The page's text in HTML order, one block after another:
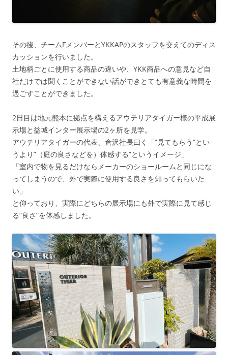
その後、チームFメンバーとYKKAPのスタッフを交えてのディス
カッションを行いました。
土地柄ごとに使用する商品の違いや、YKK商品への意見など自
社だけでは聞くことができない話ができとても有意義な時間を
過ごすことができました。
2日目は地元熊本に拠点を構えるアウテリアタイガー様の平成展
示場と益城インター展示場の2ヶ所を見学。
アウテリアタイガーの代表、倉沢社長曰く「”見てもらう”とい
うより”（庭の良さなどを）体感する”というイメージ」
「室内で物を見るだけならメーカーのショールームと同じにな
ってしまうので、外で実際に使用する良さを知ってもらいた
い」
と仰っており、実際にどちらの展示場にも外で実際に見て感じ
る”良さ”を体感しました。